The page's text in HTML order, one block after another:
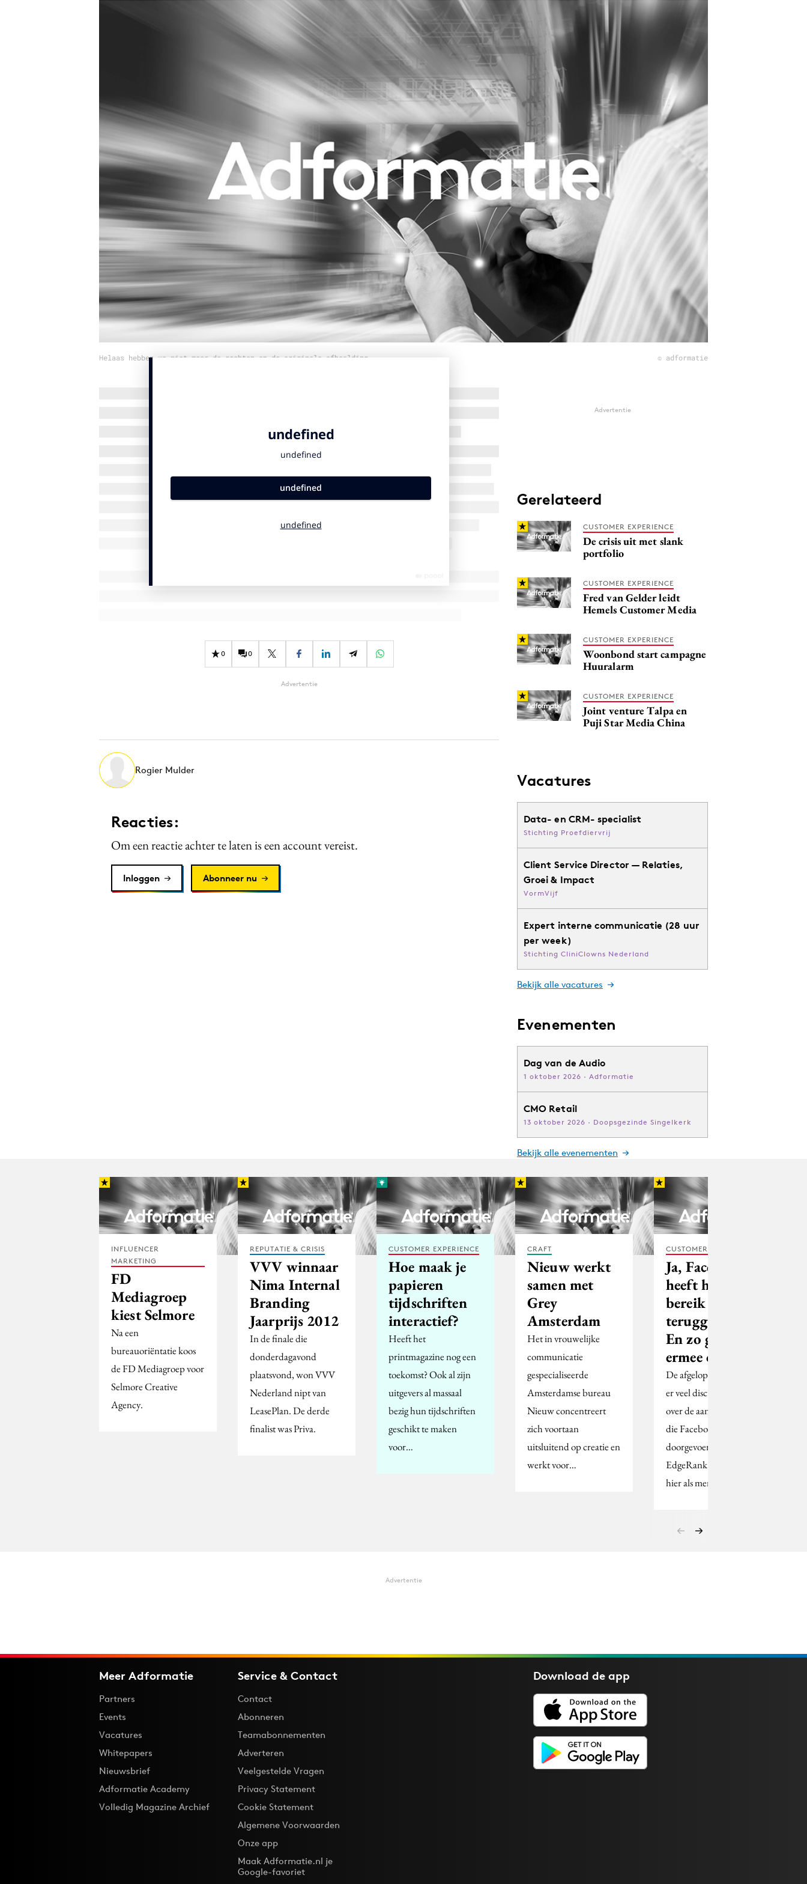
Influencer marketing
Interne communicatie
Purpose Marketing
Reputatie & crisis
Helaas hebben we niet meer de rechten op de originele afbeelding © adformatie
0 0
Advertentie
Rogier Mulder
Reacties:
Om een reactie achter te laten is een account vereist.
Inloggen Abonneer nu
Advertentie
Gerelateerd
CUSTOMER EXPERIENCE
De crisis uit met slank
portfolio
CUSTOMER EXPERIENCE
Fred van Gelder leidt
Hemels Customer Media
CUSTOMER EXPERIENCE
Woonbond start campagne
Huuralarm
CUSTOMER EXPERIENCE
Joint venture Talpa en
Puji Star Media China
Vacatures
Data- en CRM- specialist
Stichting Proefdiervrij
Client Service Director — Relaties,
Groei & Impact
VormVijf
Expert interne communicatie (28 uur
per week)
Stichting CliniClowns Nederland
Bekijk alle vacatures
Evenementen
Dag van de Audio
1 oktober 2026 · Adformatie
CMO Retail
13 oktober 2026 · Doopsgezinde Singelkerk
Bekijk alle evenementen
INFLUENCER
MARKETING
FD
Mediagroep
kiest Selmore
Na een
bureauoriëntatie koos
de FD Mediagroep voor
Selmore Creative
Agency.
REPUTATIE & CRISIS
VVV winnaar
Nima Internal
Branding
Jaarprijs 2012
In de finale die
donderdagavond
plaatsvond, won VVV
Nederland nipt van
LeasePlan. De derde
finalist was Priva.
CUSTOMER EXPERIENCE
Hoe maak je
papieren
tijdschriften
interactief?
Heeft het
printmagazine nog een
toekomst? Ook al zijn
uitgevers al massaal
bezig hun tijdschriften
geschikt te maken
voor…
CRAFT
Nieuw werkt
samen met
Grey
Amsterdam
Het in vrouwelijke
communicatie
gespecialiseerde
Amsterdamse bureau
Nieuw concentreert
zich voortaan
uitsluitend op creatie en
werkt voor…
CUSTOMER EXPERIENCE
Ja, Facebook
heeft het
bereik
teruggeschroefd.
En zo ga je
ermee om.
De afgelopen weken is
er veel discussie geweest
over de aanpassingen
die Facebook heeft
doorgevoerd in
EdgeRank. Hoe ga je
hier als merk…
Advertentie
Meer Adformatie
Partners
Events
Vacatures
Whitepapers
Nieuwsbrief
Adformatie Academy
Volledig Magazine Archief
Service & Contact
Contact
Abonneren
Teamabonnementen
Adverteren
Veelgestelde Vragen
Privacy Statement
Cookie Statement
Algemene Voorwaarden
Onze app
Maak Adformatie.nl je
Google-favoriet
Download deapp